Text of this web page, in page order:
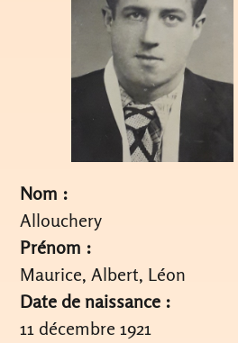
Nom :
Allouchery
Prénom :
Maurice, Albert, Léon
Date de naissance :
11 décembre 1921